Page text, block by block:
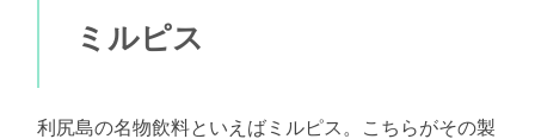
ミルピス
利尻島の名物飲料といえばミルピス。こちらがその製